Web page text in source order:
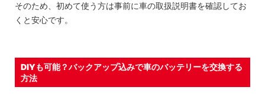
そのため、初めて使う方は事前に車の取扱説明書を確認してお
くと安心です。
DIYも可能？バックアップ込みで車のバッテリーを交換する
方法